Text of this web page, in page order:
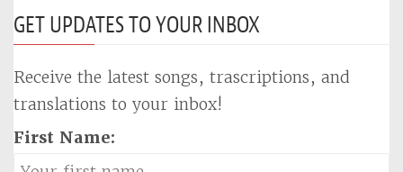
GET UPDATES TO YOUR INBOX
Receive the latest songs, trascriptions, and
translations to your inbox!
First Name: